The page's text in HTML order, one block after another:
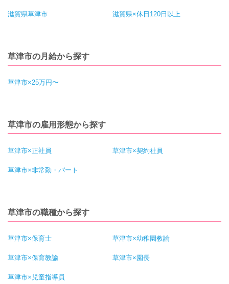
滋賀県草津市 滋賀県×休日120日以上
草津市の月給から探す
草津市×25万円〜
草津市の雇用形態から探す
草津市×正社員 草津市×契約社員
草津市×非常勤・パート
草津市の職種から探す
草津市×保育士 草津市×幼稚園教諭
草津市×保育教諭 草津市×園長
草津市×児童指導員